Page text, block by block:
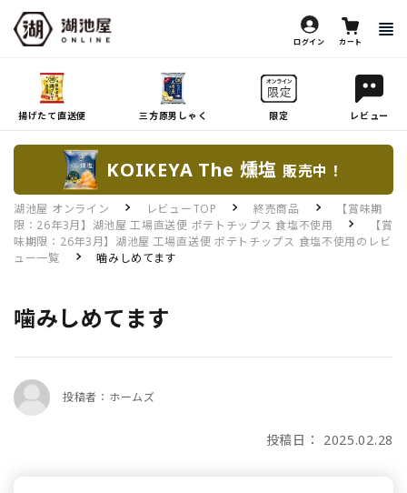
ログイン カート
揚げたて直送便 三方原男しゃく 限定 レビュー
KOIKEYA The 燻塩 販売中！
湖池屋 オンライン レビューTOP 終売商品
【賞味期
限：26年3月】湖池屋 工場直送便 ポテトチップス 食塩不使用
【賞
味期限：26年3月】湖池屋 工場直送便 ポテトチップス 食塩不使用のレビ
ュー一覧
噛みしめてます
噛みしめてます
投稿者：ホームズ
投稿日： 2025.02.28